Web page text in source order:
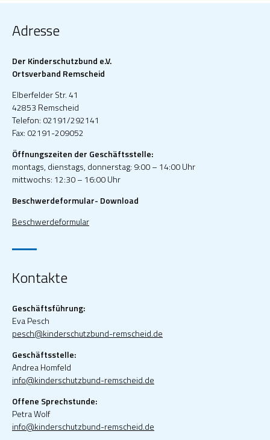
Adresse
Der Kinderschutzbund e.V.
Ortsverband Remscheid
Elberfelder Str. 41
42853 Remscheid
Telefon: 02191/292141
Fax: 02191-209052
Öffnungszeiten der Geschäftsstelle:
montags, dienstags, donnerstag: 9:00 – 14:00 Uhr
mittwochs: 12:30 – 16:00 Uhr
Beschwerdeformular- Download
Beschwerdeformular
Kontakte
Geschäftsführung:
Eva Pesch
pesch@kinderschutzbund-remscheid.de
Geschäftsstelle:
Andrea Homfeld
info@kinderschutzbund-remscheid.de
Offene Sprechstunde:
Petra Wolf
info@kinderschutzbund-remscheid.de